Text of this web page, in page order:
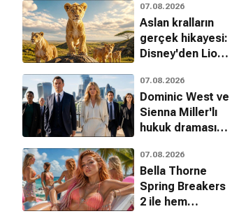
gelişme
07.08.2026
Aslan kralların
gerçek hikayesi:
Disney'den Lion
07.08.2026
Dominic West ve
Sienna Miller'lı
hukuk draması
fragman
07.08.2026
Bella Thorne
Spring Breakers
2 ile hem